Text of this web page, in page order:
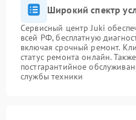
Широкий спектр
Сервисный центр Juki
всей РФ, бесплатную
включая срочный ремонт.
статус ремонта онлайн.
постгарантийное
службы техники